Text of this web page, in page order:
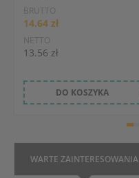
BRUTTO
14.64 zł
NETTO
13.56 zł
DO KOSZYKA
WARTE ZAINTERESOWANIA